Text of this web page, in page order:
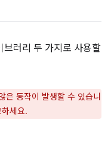
러리 두 가지로 사용할
은 동작이 발생할 수 있습니
세요.